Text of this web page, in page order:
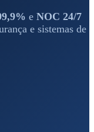
e NOC 24/7
e sistemas de